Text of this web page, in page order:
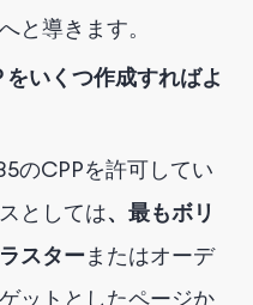
と導きます。
いくつ作成すればよ
のCPPを許可してい
としては、最もボリ
スターまたはオーデ
ットとしたページか